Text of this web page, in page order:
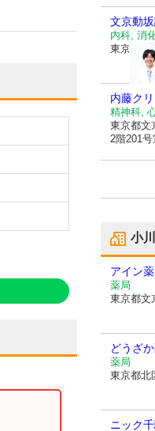
文京動
内科, 消
東京都文
内藤ク
精神科,
東京都文
2階201号
小
アイン
薬局
東京都文
どうざ
薬局
東京都北
ニック